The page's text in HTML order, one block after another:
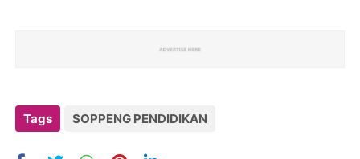
Tags SOPPENG PENDIDIKAN